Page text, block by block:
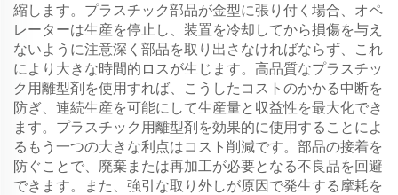
縮します。プラスチック部品が金型に張り付く場合、オペ
レーターは生産を停止し、装置を冷却してから損傷を与え
ないように注意深く部品を取り出さなければならず、これ
により大きな時間的ロスが生じます。高品質なプラスチッ
ク用離型剤を使用すれば、こうしたコストのかかる中断を
防ぎ、連続生産を可能にして生産量と収益性を最大化でき
ます。プラスチック用離型剤を効果的に使用することによ
るもう一つの大きな利点はコスト削減です。部品の接着を
防ぐことで、廃棄または再加工が必要となる不良品を回避
できます。また、強引な取り外しが原因で発生する摩耗を